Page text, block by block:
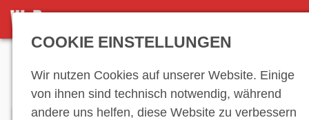
DETAILSEITE
COOKIE EINSTELLUNGEN
Wir nutzen Cookies auf unserer Website. Einige
von ihnen sind technisch notwendig, während
andere uns helfen, diese Website zu verbessern